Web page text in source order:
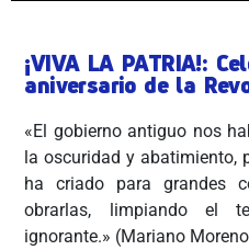
¡VIVA LA PATRIA!:
aniversario de la
«El gobierno antiguo nos
la oscuridad y abatimiento,
ha criado para grandes
obrarlas, limpiando el
ignorante.» (Mariano